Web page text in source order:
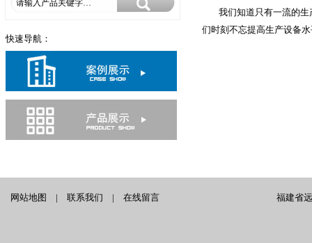
快速导航：
我们知道只有一流的
们时刻不忘提高生产设备
福建省
网站地图 | 联系我们 | 在线留言